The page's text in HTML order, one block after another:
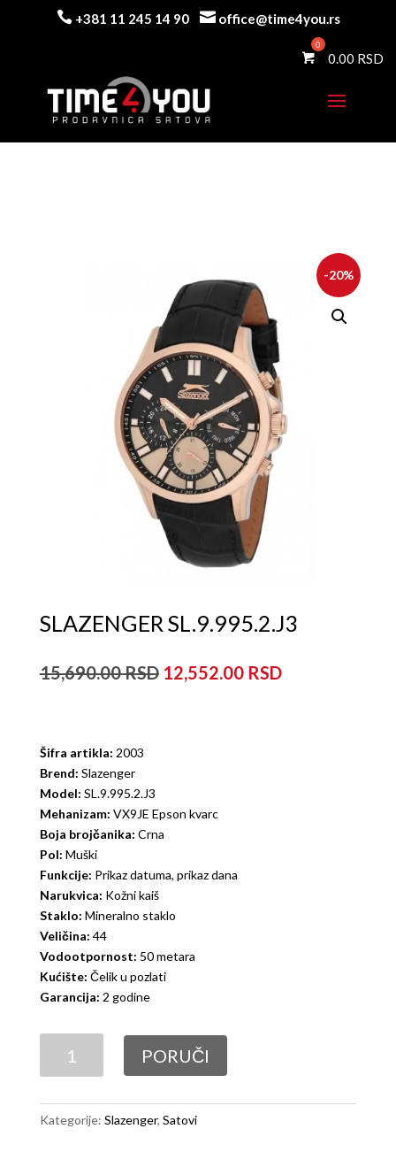
 +381 11 245 14 90  office@time4you.rs
0.00
-20%
SLAZENGER SL.9.995.2.J3
15,690.00
Originalna
12,552.00
Trenutna
Šifra artikla: 2003
Brend: Slazenger
Model: SL.9.995.2.J3
Mehanizam: VX9JE Epson kvarc
Boja brojčanika: Crna
Pol: Muški
Funkcije: Prikaz datuma, prikaz dana
Narukvica: Kožni kaiš
Staklo: Mineralno staklo
Veličina: 44
Vodootpornost: 50 metara
Kućište: Čelik u pozlati
Garancija: 2 godine
SL.9.995.2.J3
PORUČI
Kategorije: Slazenger, Satovi